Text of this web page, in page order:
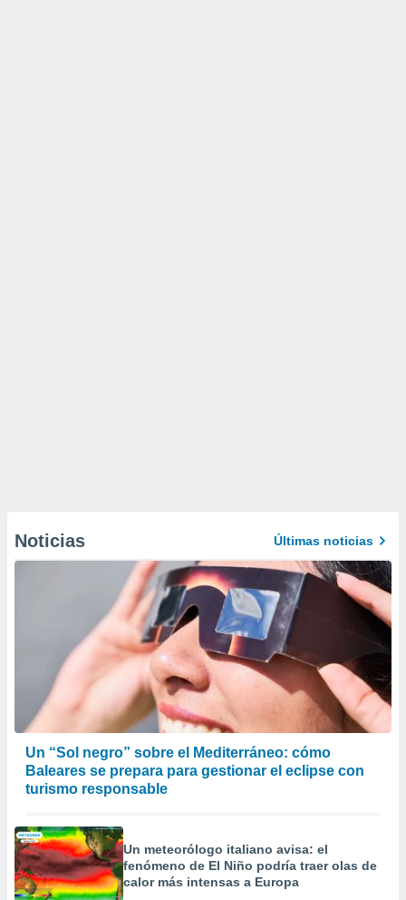
Noticias Últimas noticias
Un “Sol negro” sobre el Mediterráneo: cómo
Baleares se prepara para gestionar el eclipse con
turismo responsable
Un meteorólogo italiano avisa: el
fenómeno de El Niño podría traer olas de
calor más intensas a Europa